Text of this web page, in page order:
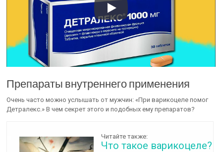
Препараты внутреннего применения
Очень часто можно услышать от мужчин: «При варикоцеле помог
Детралекс.» В чем секрет этого и подобных ему препаратов?
Читайте также:
Что такое варикоцеле?